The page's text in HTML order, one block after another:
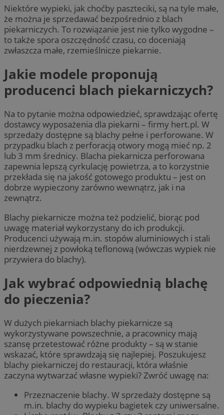
Niektóre wypieki, jak choćby paszteciki, są na tyle małe,
że można je sprzedawać bezpośrednio z blach
piekarniczych. To rozwiązanie jest nie tylko wygodne –
to także spora oszczędność czasu, co doceniają
zwłaszcza małe, rzemieślnicze piekarnie.
Jakie modele proponują
producenci blach piekarniczych?
Na to pytanie można odpowiedzieć, sprawdzając ofertę
dostawcy wyposażenia dla piekarni – firmy hert.pl. W
sprzedaży dostępne są blachy pełne i perforowane. W
przypadku blach z perforacją otwory mogą mieć np. 2
lub 3 mm średnicy. Blacha piekarnicza perforowana
zapewnia lepszą cyrkulację powietrza, a to korzystnie
przekłada się na jakość gotowego produktu – jest on
dobrze wypieczony zarówno wewnątrz, jak i na
zewnątrz.
Blachy piekarnicze można też podzielić, biorąc pod
uwagę materiał wykorzystany do ich produkcji.
Producenci używają m.in. stopów aluminiowych i stali
nierdzewnej z powłoką teflonową (wówczas wypiek nie
przywiera do blachy).
Jak wybrać odpowiednią blachę
do pieczenia?
W dużych piekarniach blachy piekarnicze są
wykorzystywane powszechnie, a pracownicy mają
szansę przetestować różne produkty – są w stanie
wskazać, które sprawdzają się najlepiej. Poszukujesz
blachy piekarniczej do restauracji, która właśnie
zaczyna wytwarzać własne wypieki? Zwróć uwagę na:
Przeznaczenie blachy. W sprzedaży dostępne są
m.in. blachy do wypieku bagietek czy uniwersalne.